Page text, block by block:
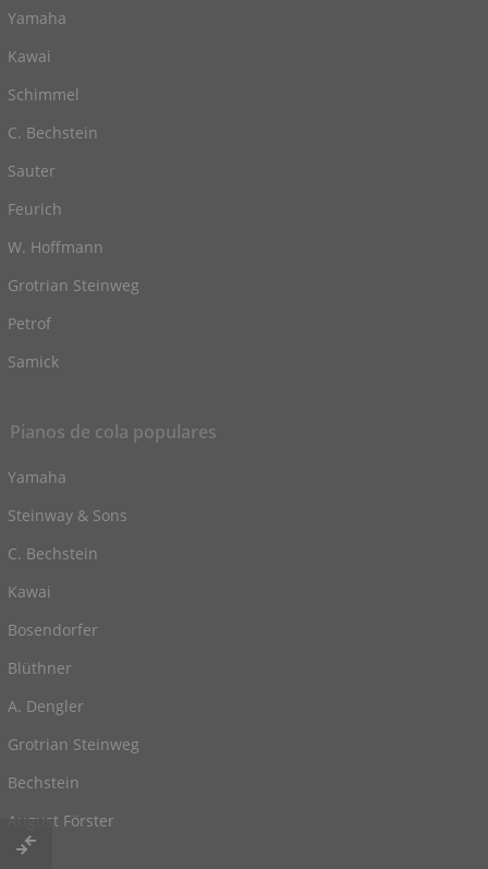
Yamaha
Kawai
Schimmel
C. Bechstein
Sauter
Feurich
W. Hoffmann
Grotrian Steinweg
Petrof
Samick
Pianos de cola populares
Yamaha
Steinway & Sons
C. Bechstein
Kawai
Bosendorfer
Blüthner
A. Dengler
Grotrian Steinweg
Bechstein
August Förster